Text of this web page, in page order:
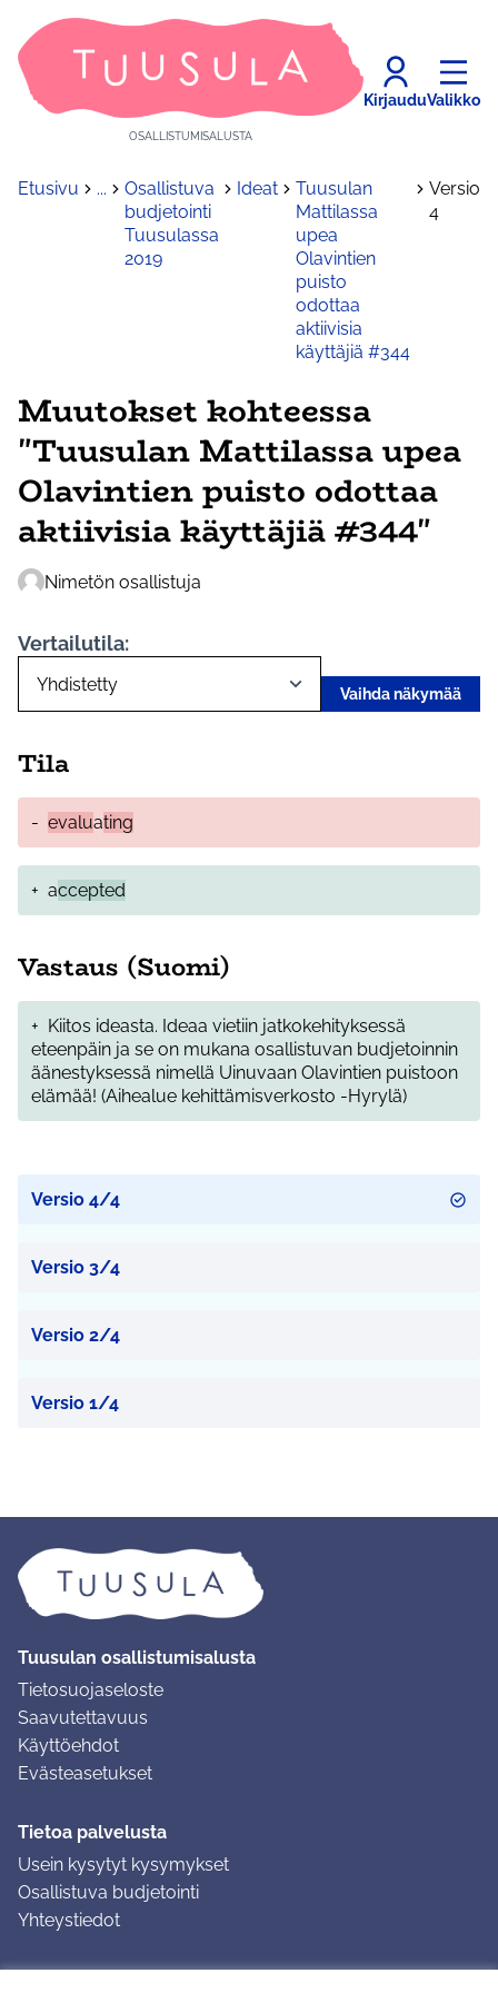
OSALLISTUMISALUSTA
KirjauduValikko
Etusivu ...
Osallistuva
budjetointi
Tuusulassa
2019
Ideat
Tuusulan
Mattilassa
upea
Olavintien
puisto
odottaa
aktiivisia
käyttäjiä #344
Versio
4
Muutokset kohteessa
"Tuusulan Mattilassa upea
Olavintien puisto odottaa
aktiivisia käyttäjiä #344"
Nimetön osallistuja
Vertailutila:
Vaihda näkymää
Tila
- evaluating
+ accepted
Vastaus (Suomi)
+ Kiitos ideasta. Ideaa vietiin jatkokehityksessä
eteenpäin ja se on mukana osallistuvan budjetoinnin
äänestyksessä nimellä Uinuvaan Olavintien puistoon
elämää! (Aihealue kehittämisverkosto -Hyrylä)
Versio 4/4
Versio 3/4
Versio 2/4
Versio 1/4
Tuusulan osallistumisalusta
Tietosuojaseloste
Saavutettavuus
Käyttöehdot
Evästeasetukset
Tietoa palvelusta
Usein kysytyt kysymykset
Osallistuva budjetointi
Yhteystiedot